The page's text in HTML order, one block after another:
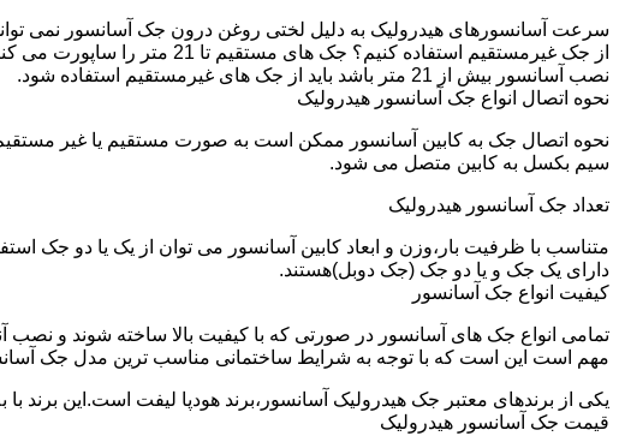
سرعت آسانسورهای هیدرولیک به دلیل لختی روغن درون جک آسانسور نمی
نصب آسانسور بیش از 21 متر باشد باید از جک های غیرمستقیم استفاده شود.
نحوه اتصال انواع جک آسانسور هیدرولیک
نحوه اتصال جک به کابین آسانسور ممکن است به صورت مستقیم یا غیر
سیم بکسل به کابین متصل می شود.
تعداد جک آسانسور هیدرولیک
متناسب با ظرفیت بار،وزن و ابعاد کابین آسانسور می توان از یک یا دو جک
دارای یک جک و یا دو جک (جک دوبل)هستند.
کیفیت انواع جک آسانسور
تمامی انواع جک های آسانسور در صورتی که با کیفیت بالا ساخته شوند و نصب
مهم است این است که با توجه به شرایط ساختمانی مناسب ترین مدل جک
یکی از برندهای معتبر جک هیدرولیک آسانسور،برند هودپا لیفت است.این
قیمت جک آسانسور هیدرولیک